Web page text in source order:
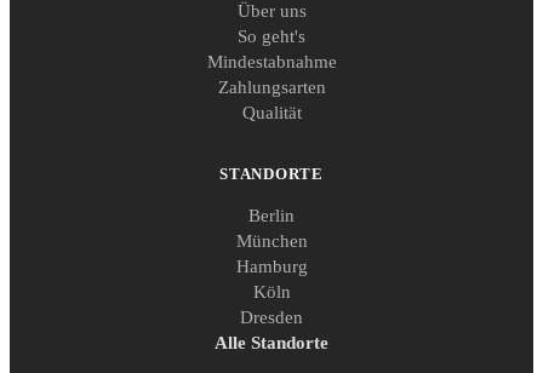
Über uns
So geht's
Mindestabnahme
Zahlungsarten
Qualität
STANDORTE
Berlin
München
Hamburg
Köln
Dresden
Alle Standorte